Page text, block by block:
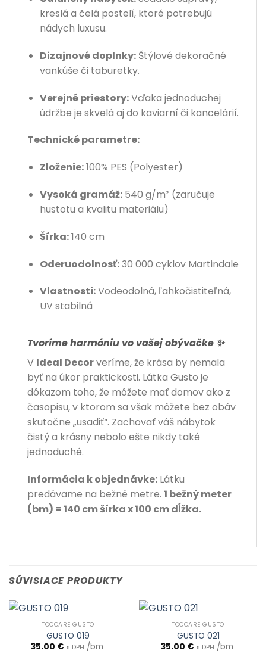
kreslá a čelá postelí, ktoré potrebujú
nádych luxusu.
Dizajnové doplnky:Štýlové dekoračné
vankúše či taburetky.
Verejné priestory:Vďaka jednoduchej
údržbe je skvelá aj do kaviarní či kancelárií.
Technické parametre:
Zloženie:100% PES (Polyester)
Vysoká gramáž:540 g/m² (zaručuje
hustotu a kvalitu materiálu)
Šírka:140 cm
Oderuodolnosť:30 000 cyklov Martindale
Vlastnosti:Vodeodolná, ľahkočistiteľná,
UV stabilná
Tvoríme harmóniu vo vašej obývačke ✨
V Ideal Decorveríme, že krása by nemala
byť na úkor praktickosti. Látka Gusto je
dôkazom toho, že môžete mať domov ako z
časopisu, v ktorom sa však môžete bez obáv
skutočne „usadiť“. Zachovať váš nábytok
čistý a krásny nebolo ešte nikdy také
jednoduché.
Informácia k objednávke: Látku
predávame na bežné metre. 1 bežný meter
(bm) = 140 cm šírka x 100 cm dĺžka.
SÚVISIACE PRODUKTY
TOCCARE GUSTO
GUSTO 019
35.00 € s DPH /bm
TOCCARE GUSTO
GUSTO 021
35.00 € s DPH /bm